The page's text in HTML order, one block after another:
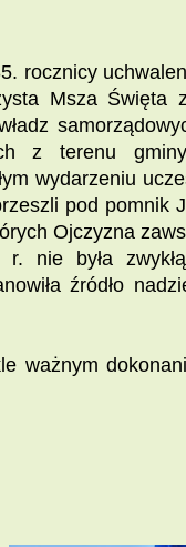
rocznicy
Msza Święta
z terenu
wydarzeniu
pod pomnik
Ojczyzna
nie była
źródło
ważnym